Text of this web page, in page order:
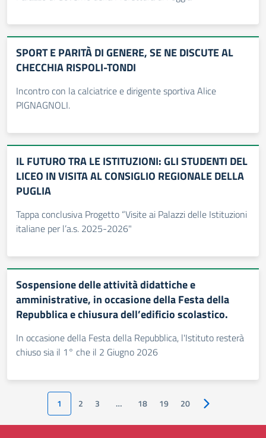
SPORT E PARITÀ DI GENERE, SE NE DISCUTE AL
CHECCHIA RISPOLI-TONDI
Incontro con la calciatrice e dirigente sportiva Alice
PIGNAGNOLI.
IL FUTURO TRA LE ISTITUZIONI: GLI STUDENTI DEL
LICEO IN VISITA AL CONSIGLIO REGIONALE DELLA
PUGLIA
Tappa conclusiva Progetto “Visite ai Palazzi delle Istituzioni
italiane per l’a.s. 2025-2026"
Sospensione delle attività didattiche e
amministrative, in occasione della Festa della
Repubblica e chiusura dell’edificio scolastico.
In occasione della Festa della Repubblica, l'Istituto resterà
chiuso sia il 1° che il 2 Giugno 2026
1 2 3 … 18 19 20 Pagina